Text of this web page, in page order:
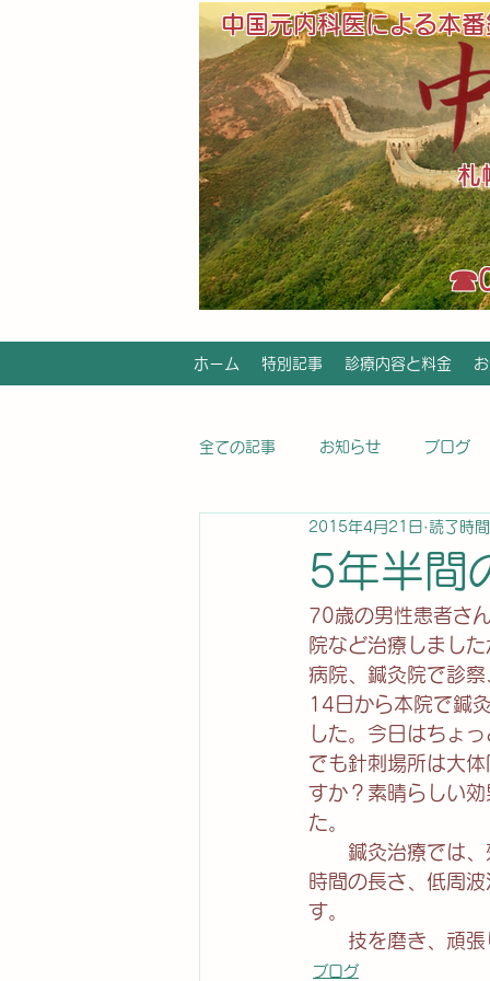
中国元内科医による本
札
ホーム 特別記事 診療内容と料金
全ての記事 お知らせ ブログ
5年半間
2015年4月21日 読了時
70歳の男性患者さ
院など治療しまし
病院、鍼灸院で診
14日から本院で鍼
した。今日はちょ
でも針刺場所は大
すか？素晴らしい
た。
鍼灸治療では、効
時間の長さ、低周
す。
技を磨き、頑張
ブログ